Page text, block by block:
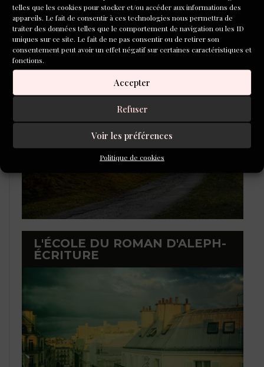
telles que les cookies pour stocker et/ou accéder aux informations des
appareils. Le fait de consentir à ces technologies nous permettra de
traiter des données telles que le comportement de navigation ou les ID
uniques sur ce site. Le fait de ne pas consentir ou de retirer son
consentement peut avoir un effet négatif sur certaines caractéristiques et
fonctions.
Accepter
Refuser
Voir les préférences
Politique de cookies
LAURÉATS DU CONCOURS DE
POÉSIE 2026
L'ÉCOLE DU ROMAN D'ALEPH-
ÉCRITURE